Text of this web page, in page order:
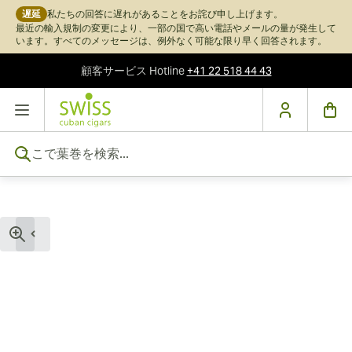
遅延 私たちの回答に遅れがあることをお詫び申し上げます。
最近の輸入規制の変更により、一部の国で高い電話やメールの量が発生して
います。すべてのメッセージは、例外なく可能な限り早く回答されます。
顧客サービス Hotline+41 22 518 44 43
コンテンツにスキップ